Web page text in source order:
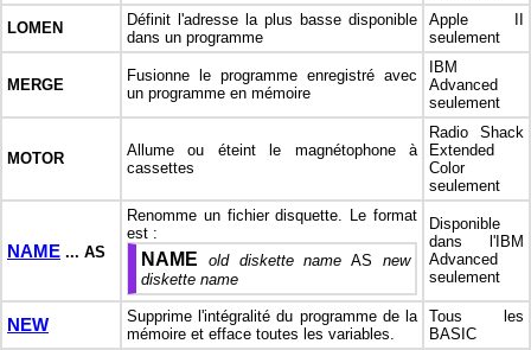
LOMEN
Définit l'adresse la plus basse disponible
dans un programme
Apple II
seulement
MERGE
Fusionne le programme enregistré avec
un programme en mémoire
IBM
Advanced
seulement
MOTOR
Allume ou éteint le magnétophone à
cassettes
Radio Shack
Extended
Color
seulement
NAME ... AS
Renomme un fichier disquette. Le format
est :
NAME old diskette name ASnew
diskette name
Disponible
dans l'IBM
Advanced
seulement
NEW
Supprime l'intégralité du programme de la
mémoire et efface toutes les variables.
Tous les
BASIC